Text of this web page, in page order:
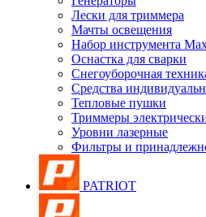
Лески для триммера
Мачты освещения
Набор инструмента
Оснастка для сварки
Снегоуборочная
Средства
Тепловые пушки
Триммеры
Уровни лазерные
Фильтры и
PATRIOT